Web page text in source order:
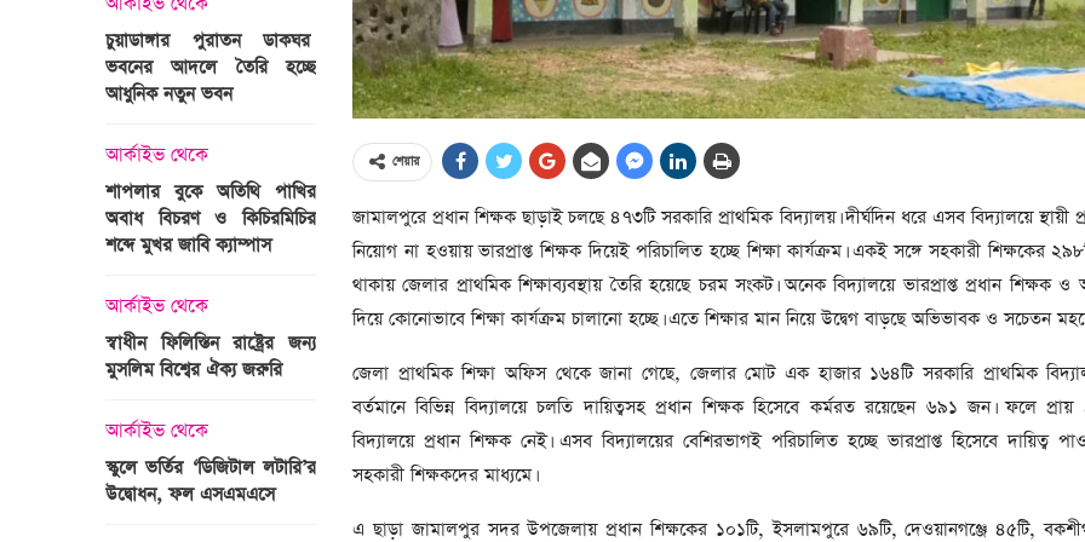
শেয়ার
জামালপুরে প্রধান শিক্ষক ছাড়াই চলছে ৪৭৩টি সরকারি প্রাথমিক বিদ্যালয়। দীর্ঘদিন ধরে এসব বিদ্যালয়ে স্থায়ী
নিয়োগ না হওয়ায় ভারপ্রাপ্ত শিক্ষক দিয়েই পরিচালিত হচ্ছে শিক্ষা কার্যক্রম। একই সঙ্গে সহকারী শিক্ষকের
থাকায় জেলার প্রাথমিক শিক্ষাব্যবস্থায় তৈরি হয়েছে চরম সংকট। অনেক বিদ্যালয়ে ভারপ্রাপ্ত প্রধান শিক্ষক
দিয়ে কোনোভাবে শিক্ষা কার্যক্রম চালানো হচ্ছে। এতে শিক্ষার মান নিয়ে উদ্বেগ বাড়ছে অভিভাবক ও সচেতন
জেলা প্রাথমিক শিক্ষা অফিস থেকে জানা গেছে, জেলার মোট এক হাজার ১৬৪টি সরকারি প্রাথমিক
বর্তমানে বিভিন্ন বিদ্যালয়ে চলতি দায়িত্বসহ প্রধান শিক্ষক হিসেবে কর্মরত রয়েছেন ৬৯১ জন। ফলে
বিদ্যালয়ে প্রধান শিক্ষক নেই। এসব বিদ্যালয়ের বেশিরভাগই পরিচালিত হচ্ছে ভারপ্রাপ্ত হিসেবে দায়িত্ব
সহকারী শিক্ষকদের মাধ্যমে।
এ ছাড়া জামালপুর সদর উপজেলায় প্রধান শিক্ষকের ১০১টি, ইসলামপুরে ৬৯টি, দেওয়ানগঞ্জে ৪৫টি,
চুয়াডাঙ্গার পুরাতন ডাকঘর
ভবনের আদলে তৈরি হচ্ছে
আধুনিক নতুন ভবন
আর্কাইভ থেকে
শাপলার বুকে অতিথি পাখির
অবাধ বিচরণ ও কিচিরমিচির
শব্দে মুখর জাবি ক্যাম্পাস
আর্কাইভ থেকে
স্বাধীন ফিলিস্তিন রাষ্ট্রের জন্য
মুসলিম বিশ্বের ঐক্য জরুরি
আর্কাইভ থেকে
স্কুলে ভর্তির ‘ডিজিটাল লটারি’র
উদ্বোধন, ফল এসএমএসে
অপরাধ
গুলশান হলি আর্টিজান হামলা
মামলা : হাইকোর্টের রায় আজ
আন্তর্জাতিক
মাওলানা তারেক জামিলের
ছেলের মৃত্যু
আন্তর্জাতিক
আরেকটি রেকর্ড
আর্কাইভ থেকে
টানেল উদ্বোধন : প্রধানমন্ত্রীর
নেতাকর্মীরা
আর্কাইভ থেকে
সেহরি, ইফতার ও তারাবির
সময় নিরবচ্ছিন্ন বিদ্যুৎ রাখার
নির্দেশ: প্রধানমন্ত্রী তারেক
রহমান
আর্কাইভ থেকে
দেশের ১১তম প্রধানমন্ত্রী হলেন
তারেক রহমান
আর্কাইভ থেকে
নতুন মন্ত্রিসভা ৫০ সদস্যের হতে
পারে, ২৫ পূর্ণমন্ত্রী, প্রতিমন্ত্রী
২৪